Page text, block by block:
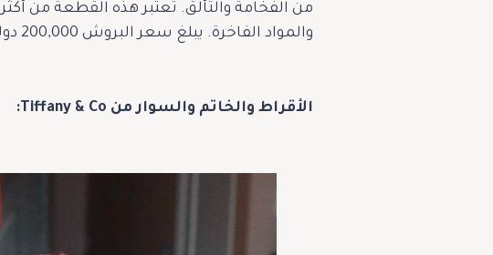
من الفخامة والتألق. تُعتبر هذه القطعة من
والمواد الفاخرة. يبلغ سعر البروش 200,000 دولار اميركي.
الأقراط والخاتم والسوار من Tiffany & Co: